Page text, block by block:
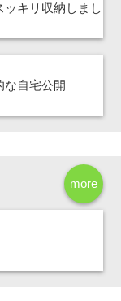
キリ収納しまし
な自宅公開
more